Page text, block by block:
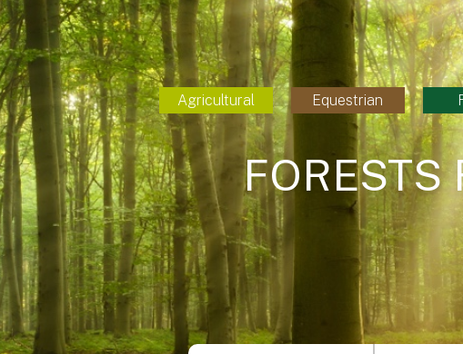
Agricultural Equestrian
FORESTS